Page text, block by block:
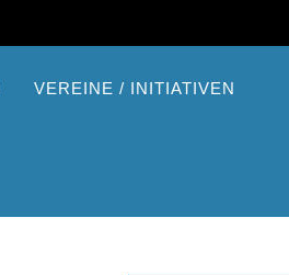
VEREINE / INITIATIVEN